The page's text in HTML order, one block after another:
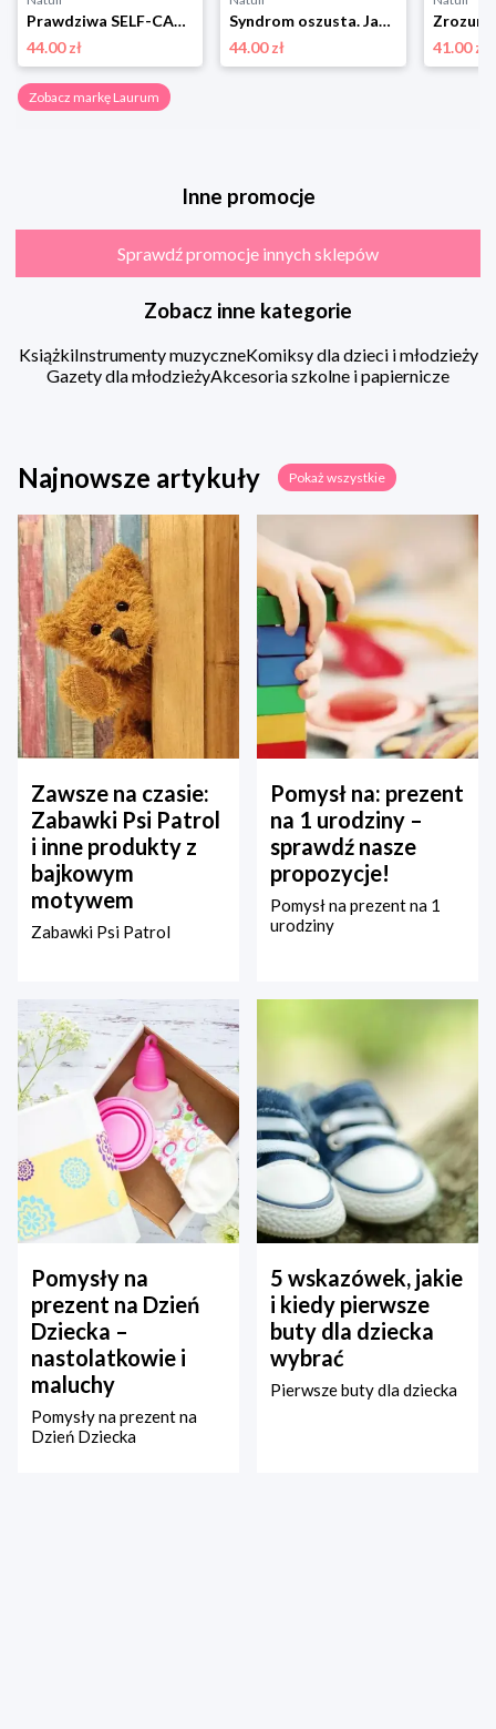
Prawdziwa SELF-CARE (bez kryształów, głodówek i kąpieli w pianie) Laurum
44.00 zł
Syndrom oszusta. Jak nie podkopywać wiary we własne możliwości Laurum
44.00 zł
41.00 zł
Zobacz markę Laurum
Inne promocje
Sprawdź promocje innych sklepów
Zobacz inne kategorie
KsiążkiInstrumenty muzyczneKomiksy dla dzieci i młodzieży
Gazety dla młodzieżyAkcesoria szkolne i papiernicze
Najnowsze artykuły Pokaż wszystkie
Zawsze na czasie:
Zabawki Psi Patrol
i inne produkty z
bajkowym
motywem
Zabawki Psi Patrol
Pomysł na: prezent
na 1 urodziny –
sprawdź nasze
propozycje!
Pomysł na prezent na 1
urodziny
Pomysły na
prezent na Dzień
Dziecka –
nastolatkowie i
maluchy
Pomysły na prezent na
Dzień Dziecka
5 wskazówek, jakie
i kiedy pierwsze
buty dla dziecka
wybrać
Pierwsze buty dla dziecka